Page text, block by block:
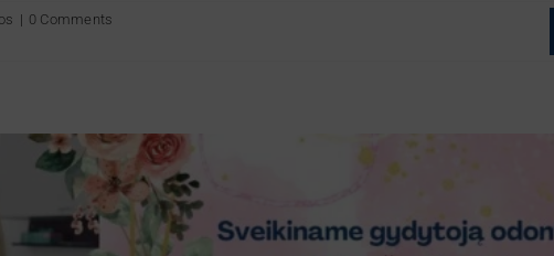
| 0 Comments